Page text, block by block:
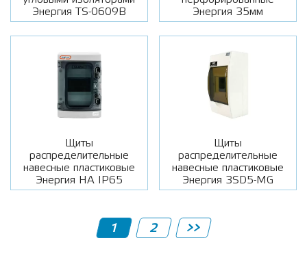
Энергия TS-0609B
Энергия 35мм
Щиты
распределительные
навесные пластиковые
Энергия НА IP65
Щиты
распределительные
навесные пластиковые
Энергия 3SD5-MG
1 2 >>